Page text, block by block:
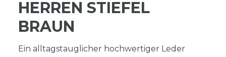
HERREN STIEFEL
BRAUN
Ein alltagstauglicher hochwertiger Leder